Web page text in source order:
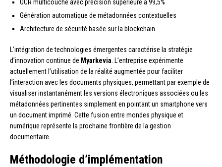
OCR multicouche avec précision supérieure à 99,5%
Génération automatique de métadonnées contextuelles
Architecture de sécurité basée sur la blockchain
L’intégration de technologies émergentes caractérise la stratégie
d’innovation continue de Myarkevia . L’entreprise expérimente
actuellement l’utilisation de la réalité augmentée pour faciliter
l’interaction avec les documents physiques, permettant par exemple de
visualiser instantanément les versions électroniques associées ou les
métadonnées pertinentes simplement en pointant un smartphone vers
un document imprimé. Cette fusion entre mondes physique et
numérique représente la prochaine frontière de la gestion
documentaire.
Méthodologie d’implémentation